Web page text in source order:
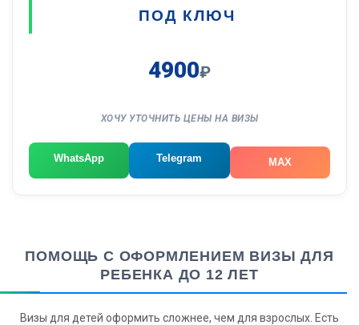
ПОД КЛЮЧ
4900₽
ХОЧУ УТОЧНИТЬ ЦЕНЫ НА ВИЗЫ
WhatsApp Telegram MAX
ПОМОЩЬ С ОФОРМЛЕНИЕМ ВИЗЫ ДЛЯ
РЕБЕНКА ДО 12 ЛЕТ
Визы для детей оформить сложнее, чем для взрослых. Есть